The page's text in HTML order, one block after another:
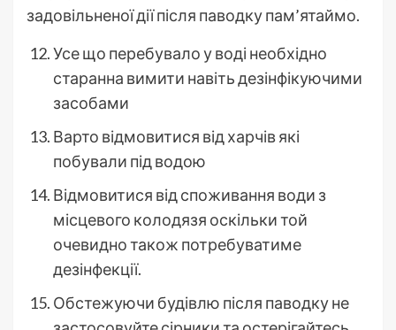
задовільненої дії після паводку пам’ятаймо.
Усе що перебувало у воді необхідно
старанна вимити навіть дезінфікуючими
засобами
Варто відмовитися від харчів які
побували під водою
Відмовитися від споживання води з
місцевого колодязя оскільки той
очевидно також потребуватиме
дезінфекції.
Обстежуючи будівлю після паводку не